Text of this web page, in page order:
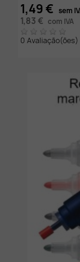
1,49 € sem
1,83 € com IVA
0 Avaliação(ões)